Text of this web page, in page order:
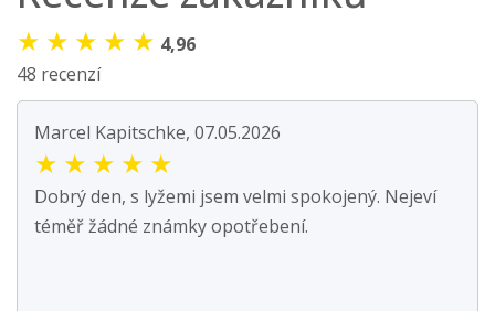
★ ★ ★ ★ ★ 4,96
48 recenzí
Marcel Kapitschke, 07.05.2026
★ ★ ★ ★ ★
Dobrý den, s lyžemi jsem velmi spokojený. Nejeví
téměř žádné známky opotřebení.